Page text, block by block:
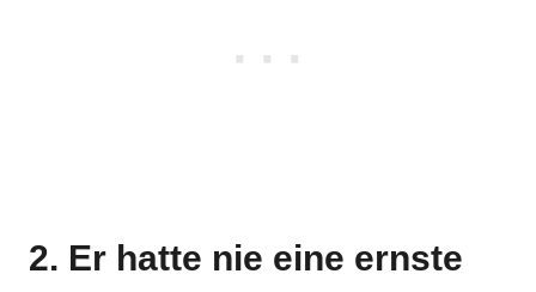
2. Er hatte nie eine ernste